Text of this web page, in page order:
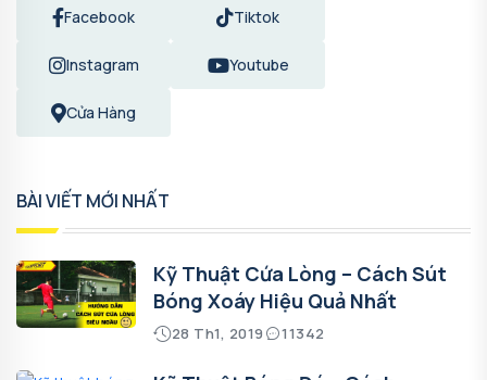
Facebook Tiktok
Instagram Youtube
Cửa Hàng
BÀI VIẾT MỚI NHẤT
Kỹ Thuật Cứa Lòng – Cách Sút
Bóng Xoáy Hiệu Quả Nhất
28 Th1, 2019 11342